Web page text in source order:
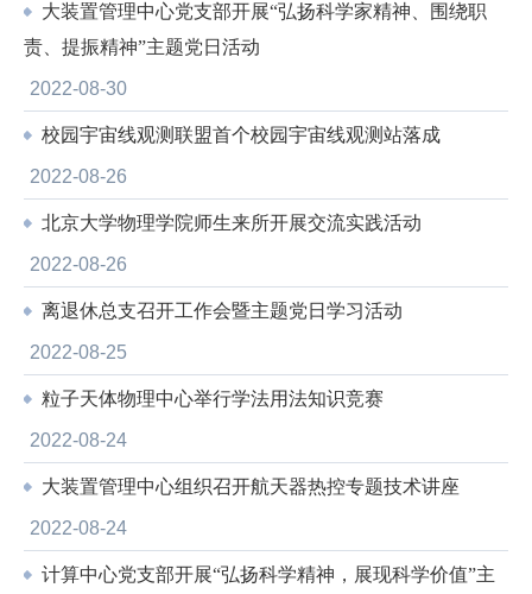
大装置管理中心党支部开展“弘扬科学家精神、围绕职
责、提振精神”主题党日活动
2022-08-30
校园宇宙线观测联盟首个校园宇宙线观测站落成
2022-08-26
北京大学物理学院师生来所开展交流实践活动
2022-08-26
离退休总支召开工作会暨主题党日学习活动
2022-08-25
粒子天体物理中心举行学法用法知识竞赛
2022-08-24
大装置管理中心组织召开航天器热控专题技术讲座
2022-08-24
计算中心党支部开展“弘扬科学精神，展现科学价值”主